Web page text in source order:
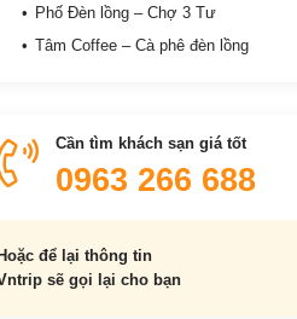
Phố Đèn lồng – Chợ 3 Tư
Tâm Coffee – Cà phê đèn lồng
Cần tìm khách sạn giá tốt
0963 266 688
để lại thông tin
sẽ gọi lại cho bạn